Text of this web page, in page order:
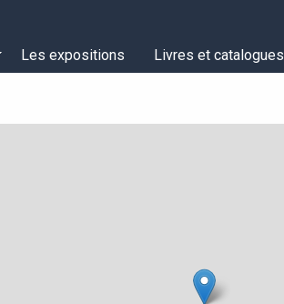
Les expositions Livres et catalogues